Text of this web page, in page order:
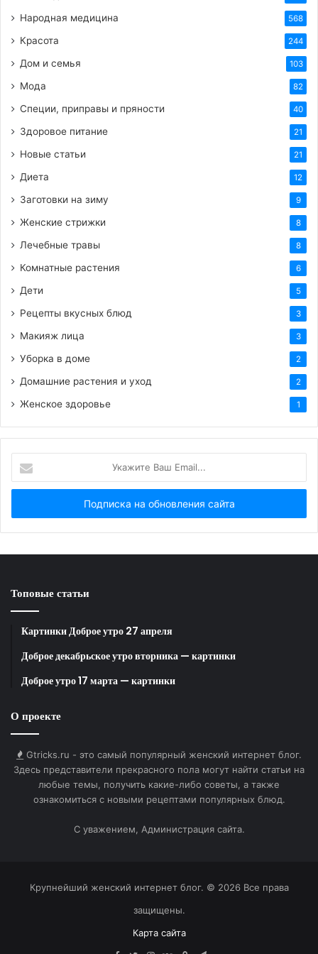
подробности, потому что не
собираюсь выставлять ее
личную жизнь напоказ. Но это
в десять раз хуже всего, что я
Спирс с сыном
Я каждый день молю Бога,
необходимую помощь или
сыновей, которые ждут
нормального общения, —
заявил он.
Представитель Спирс раскритиковал обвинения
Народная медицина 568
Красота 244
Дом и семья 103
Мода 82
Специи, приправы и пряности 40
Здоровое питание 21
Новые статьи 21
Диета 12
Заготовки на зиму 9
Женские стрижки 8
Лечебные травы 8
Комнатные растения 6
Дети 5
Рецепты вкусных блюд 3
Макияж лица 3
Уборка в доме 2
Домашние растения и уход 2
Женское здоровье 1
Ваш
Email...
Топовые статьи
Картинки Доброе утро 27 апреля
Доброе декабрьское утро вторника — картинки
Доброе утро 17 марта — картинки
О проекте
Gtricks.ru - это самый популярный женский интернет блог.
Здесь представители прекрасного пола могут найти статьи на
любые темы, получить какие-либо советы, а также
ознакомиться с новыми рецептами популярных блюд.
С уважением, Администрация сайта.
Крупнейший женский интернет блог. © 2026 Все права
защищены.
Карта сайта